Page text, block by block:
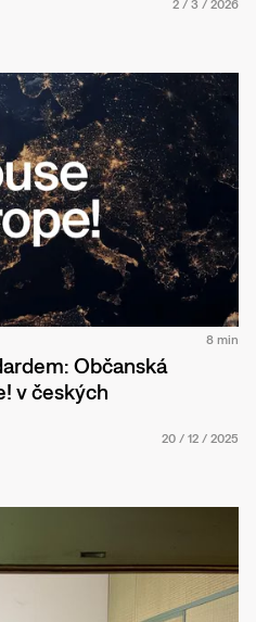
2 / 3 / 2026
8 min
Občanská
v českých
20 / 12 / 2025